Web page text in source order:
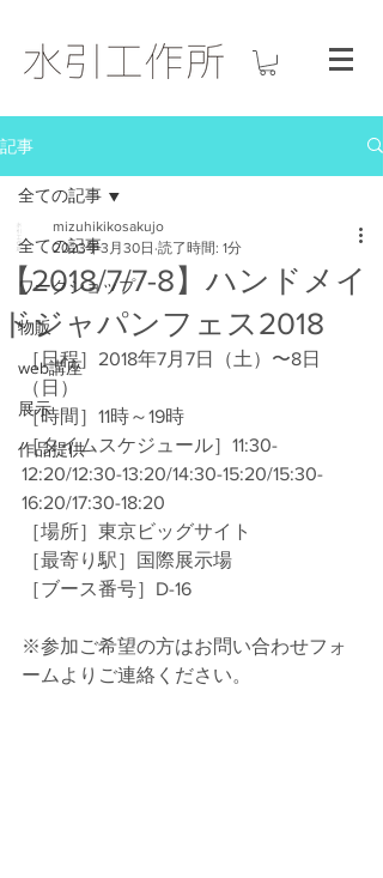
記事
全ての記事
ワークショップ
物販
web講座
展示
作品提供
全ての記事
【2018/7/7-8】ハンドメイ
ドジャパンフェス2018
mizuhikikosakujo
2023年3月30日 読了時間: 1分
［日程］2018年7月7日（土）〜8日
（日）
［時間］11時～19時
［タイムスケジュール］11:30-
12:20/12:30-13:20/14:30-15:20/15:30-
16:20/17:30-18:20
［場所］東京ビッグサイト
［最寄り駅］国際展示場
［ブース番号］D-16
※参加ご希望の方はお問い合わせフォ
ームよりご連絡ください。